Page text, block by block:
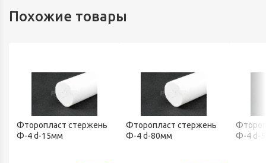
Похожие товары
Фторопласт стержень
Ф-4 d-15мм
Фторопласт стержень
Ф-4 d-80мм
Ф-4 d-